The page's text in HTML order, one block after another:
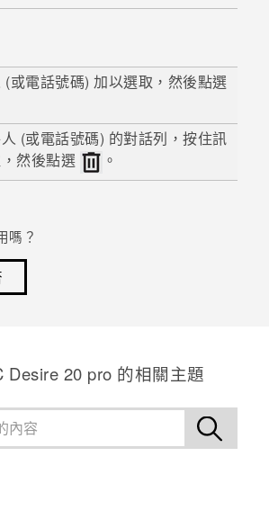
(或電話號碼) 加以選取，然後點選
(或電話號碼) 的對話列，按住訊
然後點選
。
嗎？
Desire 20 pro 的相關主題